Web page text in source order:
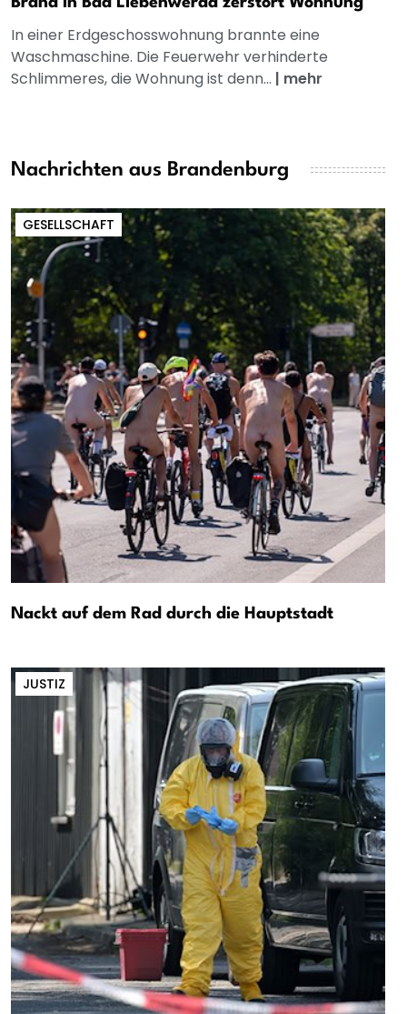
In einer Erdgeschosswohnung brannte eine
Waschmaschine. Die Feuerwehr verhinderte
Schlimmeres, die Wohnung ist denn... | mehr
Nachrichten aus Brandenburg
GESELLSCHAFT
Nackt auf dem Rad durch die Hauptstadt
JUSTIZ